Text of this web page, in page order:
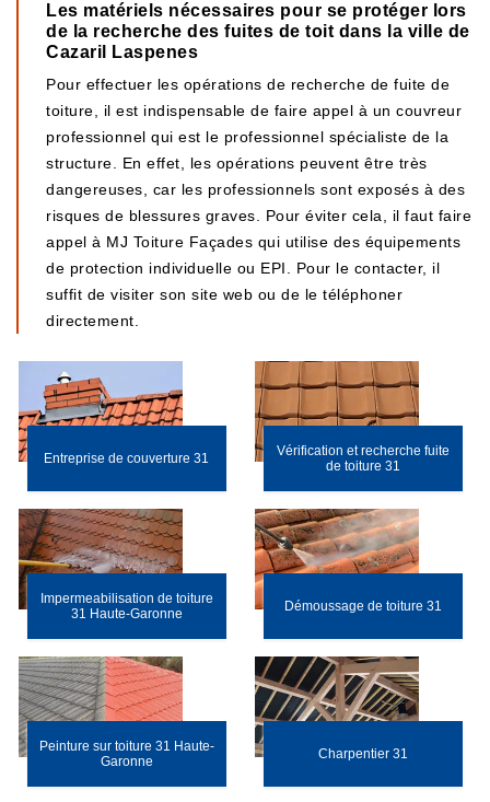
Les matériels nécessaires pour se protéger lors
de la recherche des fuites de toit dans la ville de
Cazaril Laspenes
Pour effectuer les opérations de recherche de fuite de
toiture, il est indispensable de faire appel à un couvreur
professionnel qui est le professionnel spécialiste de la
structure. En effet, les opérations peuvent être très
dangereuses, car les professionnels sont exposés à des
risques de blessures graves. Pour éviter cela, il faut faire
appel à MJ Toiture Façades qui utilise des équipements
de protection individuelle ou EPI. Pour le contacter, il
suffit de visiter son site web ou de le téléphoner
directement.
Entreprise de couverture 31
Vérification et recherche fuite
de toiture 31
Impermeabilisation de toiture
31 Haute-Garonne
Démoussage de toiture 31
Peinture sur toiture 31 Haute-
Garonne
Charpentier 31